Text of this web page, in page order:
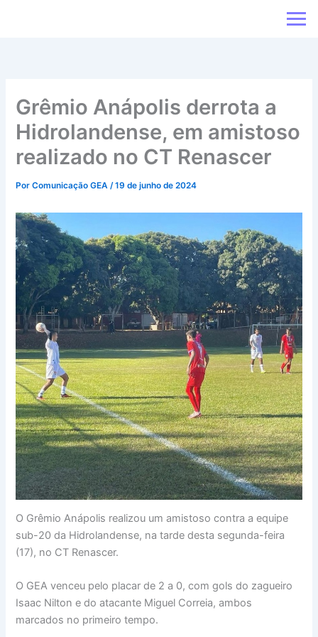
Grêmio Anápolis derrota a
Hidrolandense, em amistoso
realizado no CT Renascer
PorComunicação GEA/19 de junho de 2024
O Grêmio Anápolis realizou um amistoso contra a equipe
sub-20 da Hidrolandense, na tarde desta segunda-feira
(17), no CT Renascer.
O GEA venceu pelo placar de 2 a 0, com gols do zagueiro
Isaac Nilton e do atacante Miguel Correia, ambos
marcados no primeiro tempo.